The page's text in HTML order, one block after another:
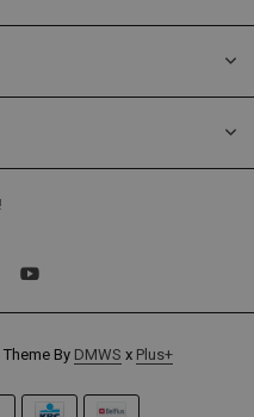
By DMWS x Plus+